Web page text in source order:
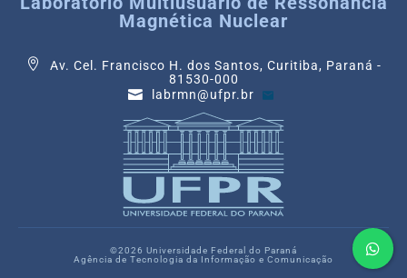
Magnética Nuclear
Av. Cel. Francisco H. dos Santos, Curitiba, Paraná -
81530-000
labrmn@ufpr.br
©2026 Universidade Federal do Paraná
Agência de Tecnologia da Informação e Comunicação